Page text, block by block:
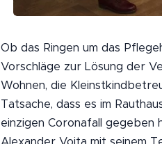
Ob das Ringen um das
Vorschläge zur Lösung der
Wohnen, die
Tatsache, dass es im
einzigen Coronafall gegeben